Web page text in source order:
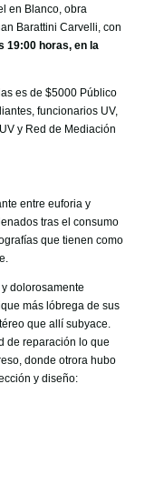
en Blanco, obra
Barattini Carvelli, con
19:00 horas, en la
es de $5000 Público
funcionarios UV,
y Red de Mediación
entre euforia y
tras el consumo
que tienen como
dolorosamente
más lóbrega de sus
que allí subyace.
de reparación lo que
donde otrora hubo
y diseño: